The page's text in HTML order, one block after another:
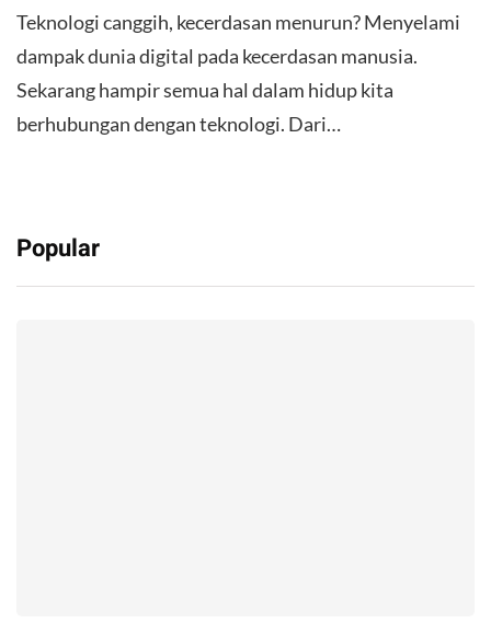
Teknologi canggih, kecerdasan menurun? Menyelami
dampak dunia digital pada kecerdasan manusia.
Sekarang hampir semua hal dalam hidup kita
berhubungan dengan teknologi. Dari…
Popular